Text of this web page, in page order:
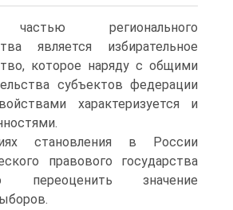
регионального
является избирательное
которое наряду с общими
субъектов федерации
характеризуется и
становления в России
правового государства
переоценить значение